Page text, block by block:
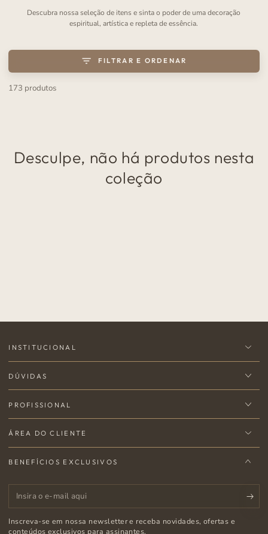
Descubra nossa seleção de itens e sinta o poder de uma decoração
espiritual, artística e repleta de essência.
FILTRAR E ORDENAR
173 produtos
Desculpe, não há produtos nesta
coleção
INSTITUCIONAL
DÚVIDAS
PROFISSIONAL
ÁREA DO CLIENTE
BENEFÍCIOS EXCLUSIVOS
Insira
o
e-
Inscreva-se em nossa newsletter e receba novidades, ofertas e
conteúdos exclusivos para assinantes.